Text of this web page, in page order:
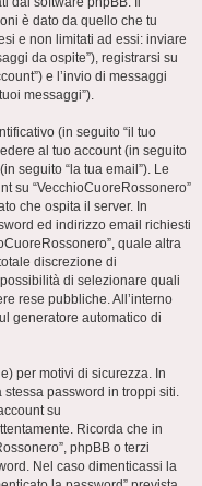
è dato da quello che tu
e non limitati ad essi: inviare
da ospite”), registrarsi su
e l’invio di messaggi
messaggi”).
(in seguito “il tuo
al tuo account (in seguito
seguito “la tua email”). Le
su “VecchioCuoreRossonero”
che ospita il server. In
ed indirizzo email richiesti
quale altra
discrezione di
di selezionare quali
rese pubbliche. All’interno
generatore automatico di
per motivi di sicurezza. In
password in troppi siti.
su
Ricorda che in
phpBB o terzi
Nel caso dimenticassi la